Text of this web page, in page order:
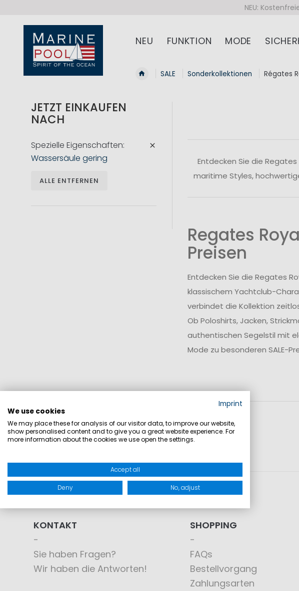
NEU:
NEU FUNKTION MODE
SALE Sonderkollektionen Régates
Entdecken Sie die
maritime Styles,
Regates
Preisen
Entdecken Sie die Regates
klassischem Yachtclub-
verbindet die Kollektion
Ob Poloshirts, Jacken,
authentischen Segelstil mit
Mode zu besonderen SALE-
JETZT EINKAUFEN
NACH
Spezielle Eigenschaften
Wassersäule gering
ALLE ENTFERNEN
KONTAKT
Sie haben Fragen?
Wir haben die Antworten!
SHOPPING
FAQs
Bestellvorgang
Zahlungsarten
Imprint
We use cookies
We may place these for analysis of our visitor data, to improve our website,
show personalised content and to give you a great website experience. For
more information about the cookies we use open the settings.
Accept all
Deny No, adjust